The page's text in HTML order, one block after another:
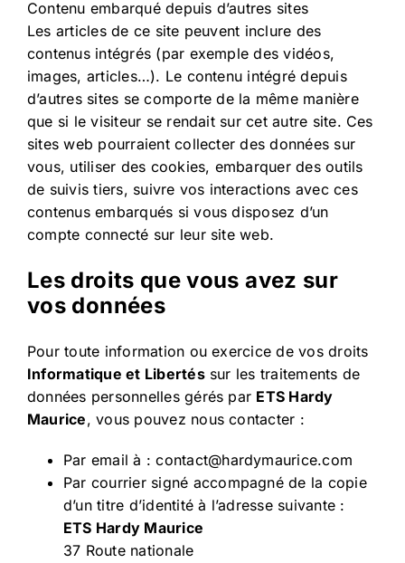
Contenu embarqué depuis d’autres sites
Les articles de ce site peuvent inclure des
contenus intégrés (par exemple des vidéos,
images, articles…). Le contenu intégré depuis
d’autres sites se comporte de la même manière
que si le visiteur se rendait sur cet autre site. Ces
sites web pourraient collecter des données sur
vous, utiliser des cookies, embarquer des outils
de suivis tiers, suivre vos interactions avec ces
contenus embarqués si vous disposez d’un
compte connecté sur leur site web.
Les droits que vous avez sur
vos données
Pour toute information ou exercice de vos droits
Informatique et Libertéssur les traitements de
données personnelles gérés par ETS Hardy
Maurice, vous pouvez nous contacter :
Par email à :contact@hardymaurice.com
Par courrier signé accompagné de la copie
d’un titre d’identité à l’adresse suivante :
ETS Hardy Maurice
37 Route nationale